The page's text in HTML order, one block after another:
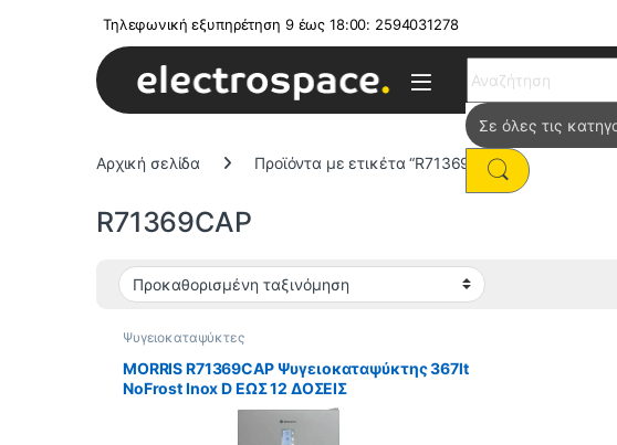
Τηλεφωνική εξυπηρέτηση 9 έως 18:00: 2594031278
Αρχική σελίδα Προϊόντα με ετικέτα “R71369CAP”
R71369CAP
Ψυγειοκαταψύκτες
MORRIS R71369CAP Ψυγειοκαταψύκτης 367lt
NoFrost Inox D ΕΩΣ 12 ΔΟΣΕΙΣ